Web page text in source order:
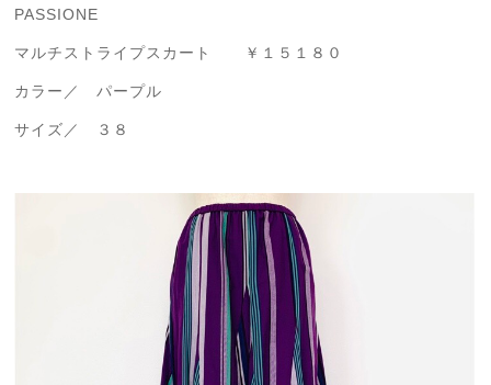
PASSIONE
マルチストライプスカート ￥１５１８０
カラー／ パープル
サイズ／ ３８